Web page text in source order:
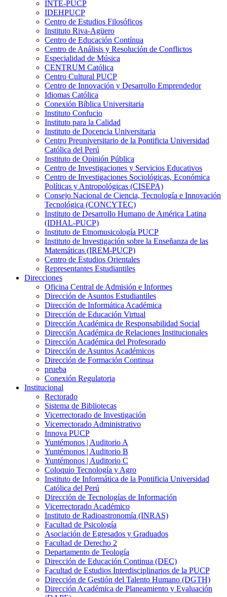
INTE-PUCP
IDEHPUCP
Centro de Estudios Filosóficos
Instituto Riva-Agüero
Centro de Educación Contínua
Centro de Análisis y Resolución de Conflictos
Especialidad de Música
CENTRUM Católica
Centro Cultural PUCP
Centro de Innovación y Desarrollo Emprendedor
Idiomas Católica
Conexión Bíblica Universitaria
Instituto Confucio
Instituto para la Calidad
Instituto de Docencia Universitaria
Centro Preuniversitario de la Pontificia Universidad
Católica del Perú
Instituto de Opinión Pública
Centro de Investigaciones y Servicios Educativos
Centro de Investigaciones Sociológicas, Económica
Políticas y Antropológicas (CISEPA)
Consejo Nacional de Ciencia, Tecnología e Innovación
Tecnológica (CONCYTEC)
Instituto de Desarrollo Humano de América Latina
(IDHAL-PUCP)
Instituto de Etnomusicología PUCP
Instituto de Investigación sobre la Enseñanza de las
Matemáticas (IREM-PUCP)
Centro de Estudios Orientales
Representantes Estudiantiles
Direcciones
Oficina Central de Admisión e Informes
Dirección de Asuntos Estudiantiles
Dirección de Informática Académica
Dirección de Educación Virtual
Dirección Académica de Responsabilidad Social
Dirección Académica de Relaciones Institucionales
Dirección Académica del Profesorado
Dirección de Asuntos Académicos
Dirección de Formación Continua
prueba
Conexión Regulatoria
Institucional
Rectorado
Sistema de Bibliotecas
Vicerrectorado de Investigación
Vicerrectorado Administrativo
Innova PUCP
Yuntémonos | Auditorio A
Yuntémonos | Auditorio B
Yuntémonos | Auditorio C
Coloquio Tecnología y Agro
Instituto de Informática de la Pontificia Universidad
Católica del Perú
Dirección de Tecnologías de Información
Vicerrectorado Académico
Instituto de Radioastronomía (INRAS)
Facultad de Psicología
Asociación de Egresados y Graduados
Facultad de Derecho 2
Departamento de Teología
Dirección de Educación Continua (DEC)
Facultad de Estudios Interdisciplinarios de la PUCP
Dirección de Gestión del Talento Humano (DGTH)
Dirección Académica de Planeamiento y Evaluación